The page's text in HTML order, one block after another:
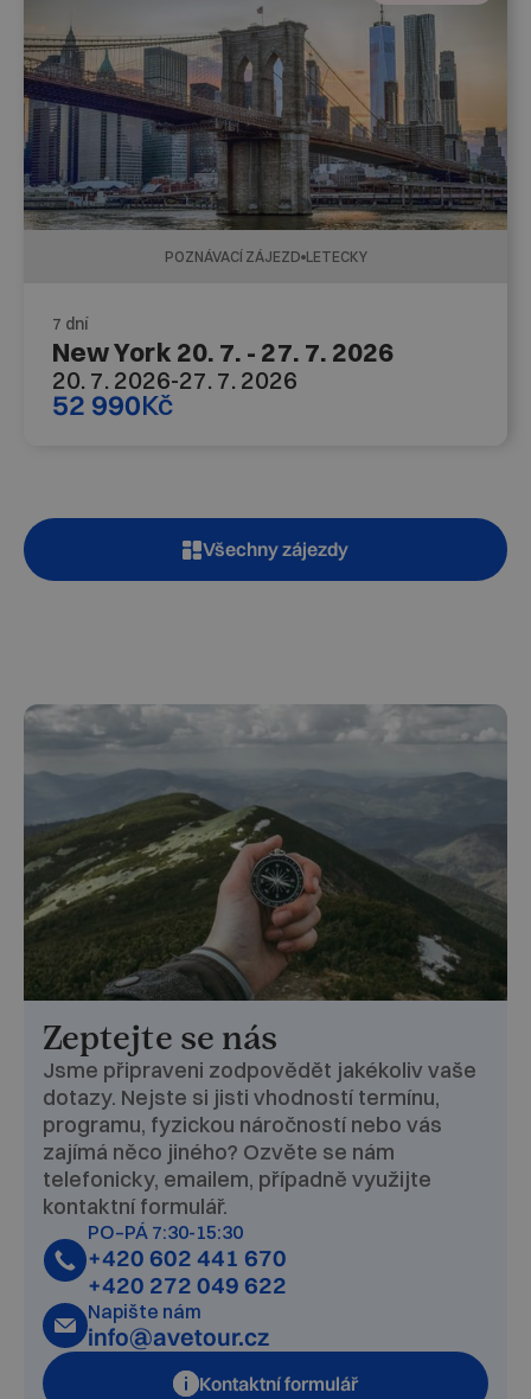
POZNÁVACÍ ZÁJEZD LETECKY
7 dní
New York 20. 7. - 27. 7. 2026
20. 7. 2026-27. 7. 2026
52 990Kč
Všechny zájezdy
Zeptejte se nás
Jsme připraveni zodpovědět jakékoliv vaše
dotazy. Nejste si jisti vhodností termínu,
programu, fyzickou náročností nebo vás
zajímá něco jiného? Ozvěte se nám
telefonicky, emailem, případně využijte
kontaktní formulář.
PO–PÁ 7:30-15:30
+420 602 441 670
+420 272 049 622
Napište nám
info@avetour.cz
Kontaktní formulář